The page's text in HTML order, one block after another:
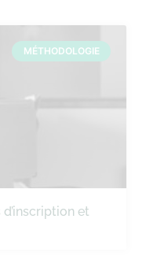
MÉTHODOLOGIE
et